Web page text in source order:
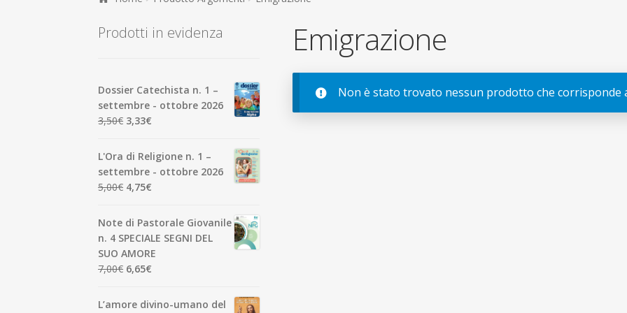
Emigrazione
Non è stato trovato nessun prodotto che corrisponde
Prodotti in evidenza
Dossier Catechista n. 1 –
settembre - ottobre 2026
3,50€ Il
originale
era:
3,50€.
3,33€
attuale
è:
L'Ora di Religione n. 1 –
settembre - ottobre 2026
5,00€ Il
originale
era:
5,00€.
4,75€
attuale
è:
4,75€.
Note di Pastorale Giovanile
n. 4 SPECIALE SEGNI DEL
SUO AMORE
7,00€ Il
originale
6,65€
attuale
L’amore divino-umano del